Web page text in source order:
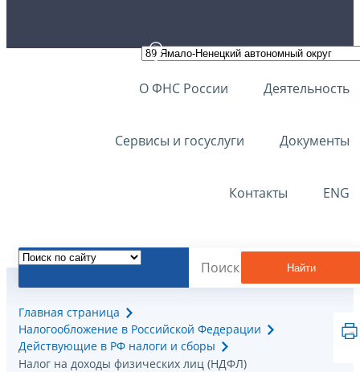
О ФНС России Деятельность
Сервисы и госуслуги Документы
Контакты ENG
Найти
Главная страница
Налогообложение в Российской Федерации
Действующие в РФ налоги и сборы
Налог на доходы физических лиц (НДФЛ)